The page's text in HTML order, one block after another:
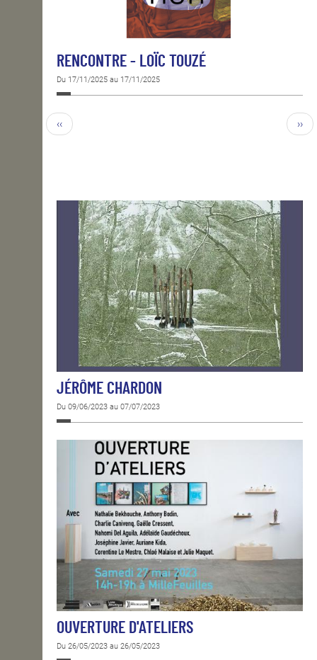
RENCONTRE - LOÏC TOUZÉ
Du 17/11/2025 au 17/11/2025
‹‹ ››
JÉRÔME CHARDON
Du 09/06/2023 au 07/07/2023
OUVERTURE D'ATELIERS
Du 26/05/2023 au 26/05/2023